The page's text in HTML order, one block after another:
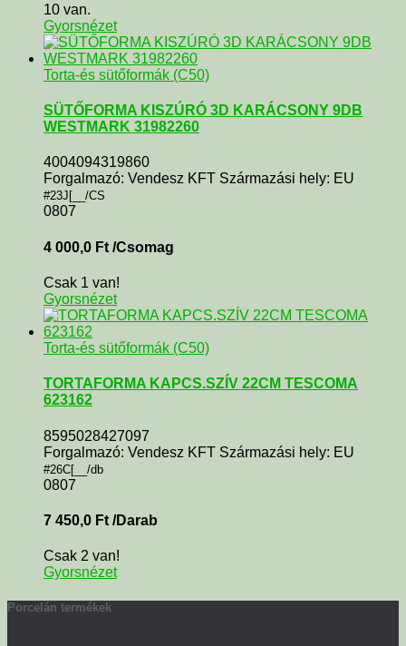
10 van.
Gyorsnézet
Torta-és sütőformák (C50)
SÜTŐFORMA KISZÚRÓ 3D KARÁCSONY 9DB
WESTMARK 31982260
4004094319860
Forgalmazó: Vendesz KFT Származási hely: EU
#23J[__/CS
0807
4 000,0 Ft /Csomag
Csak 1 van!
Gyorsnézet
Torta-és sütőformák (C50)
TORTAFORMA KAPCS.SZÍV 22CM TESCOMA
623162
8595028427097
Forgalmazó: Vendesz KFT Származási hely: EU
#26C[__/db
0807
7 450,0 Ft /Darab
Csak 2 van!
Gyorsnézet
Porcelán termékek